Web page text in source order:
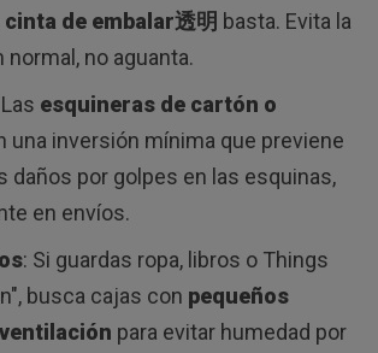
cinta de embalar透明 basta. Evita la
no aguanta.
esquineras de cartón o
una inversión mínima que previene
daños por golpes en las esquinas,
en envíos.
: Si guardas ropa, libros o Things
busca cajas con pequeños
para evitar humedad por